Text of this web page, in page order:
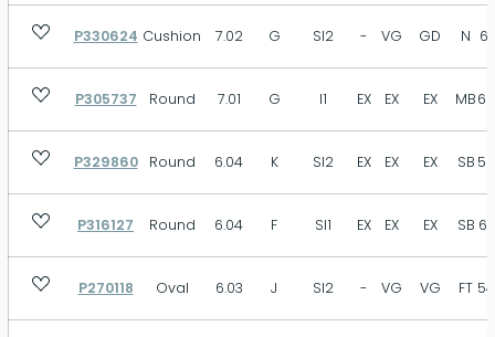
Depth
P330624 Cushion 7.02 G SI2 - VG GD N
P305737 Round 7.01 G I1 EX EX EX MB
P329860 Round 6.04 K SI2 EX EX EX SB
P316127 Round 6.04 F SI1 EX EX EX SB
P270118 Oval 6.03 J SI2 - VG VG FT